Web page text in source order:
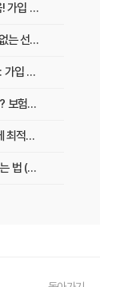
운전자보험비교사이트, 실제 사용 후기 모음! 가입 전 반드시 봐야 할 꿀팁
운전자보험비교사이트, 왜 필수일까? 후회 없는 선택을 위한 3가지 핵심 질문
운전자보험 비교사이트 현명하게 고르는 법: 가입 전 놓치지 말아야 할 체크리스트
운전자보험비교사이트로만 알 수 있는 특약? 보험료 절감 비법 공개
복잡한 운전자보험, 비교사이트로 10분 만에 최적의 설계 끝내는 법
운전자보험, 비교사이트에서 현명하게 고르는 법 (보장 VS 가격)